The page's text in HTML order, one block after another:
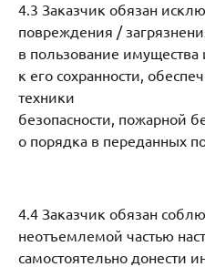
4.3 Заказчик обязан
повреждения /
в пользование
к его сохранности,
техники
безопасности, пожарной
о порядка в переданных
4.4 Заказчик обязан
неотъемлемой частью
самостоятельно донести